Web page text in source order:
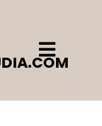
Open
Menu